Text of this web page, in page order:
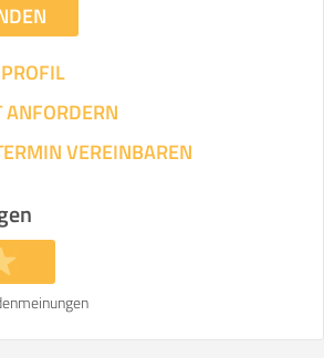
Stunden
VEREINBAREN